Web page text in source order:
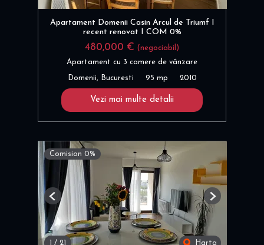
Apartament Domenii Casin Arcul de Triumf I
recent renovat I COM 0%
480,000 € (negociabil)
Apartament cu 3 camere de vânzare
Domenii, Bucuresti 95 mp 2010
Vezi mai multe detalii
Comision 0%
/ 21 Harta
Previous Next